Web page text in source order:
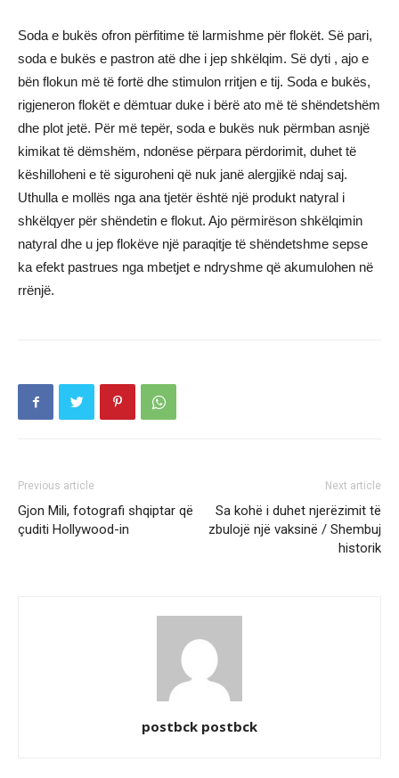
Soda e bukës ofron përfitime të larmishme për flokët. Së pari,
soda e bukës e pastron atë dhe i jep shkëlqim. Së dyti , ajo e
bën flokun më të fortë dhe stimulon rritjen e tij. Soda e bukës,
rigjeneron flokët e dëmtuar duke i bërë ato më të shëndetshëm
dhe plot jetë. Për më tepër, soda e bukës nuk përmban asnjë
kimikat të dëmshëm, ndonëse përpara përdorimit, duhet të
këshilloheni e të siguroheni që nuk janë alergjikë ndaj saj.
Uthulla e mollës nga ana tjetër është një produkt natyral i
shkëlqyer për shëndetin e flokut. Ajo përmirëson shkëlqimin
natyral dhe u jep flokëve një paraqitje të shëndetshme sepse
ka efekt pastrues nga mbetjet e ndryshme që akumulohen në
rrënjë.
Previous article
Gjon Mili, fotografi shqiptar që
çuditi Hollywood-in
Next article
Sa kohë i duhet njerëzimit të
zbulojë një vaksinë / Shembuj
historik
postbck postbck